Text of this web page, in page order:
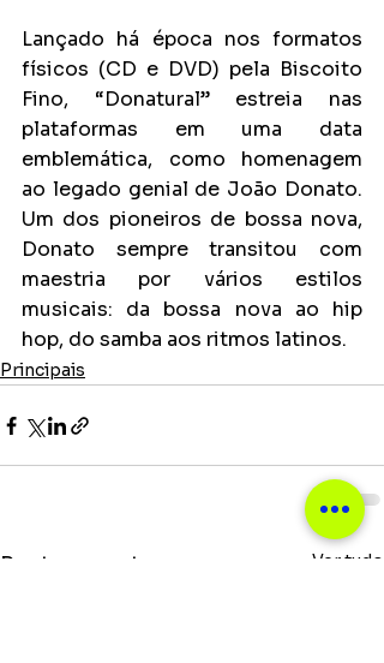
Lançado há época nos formatos
físicos (CD e DVD) pela Biscoito
Fino, “Donatural” estreia nas
plataformas em uma data
emblemática, como homenagem
ao legado genial de João Donato.
Um dos pioneiros de bossa nova,
Donato sempre transitou com
maestria por vários estilos
musicais: da bossa nova ao hip
hop, do samba aos ritmos latinos.
Principais
Posts recentes Ver tudo